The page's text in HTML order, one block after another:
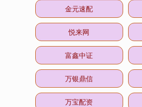
金元速配
悦来网
富鑫中证
万银鼎信
万宝配资